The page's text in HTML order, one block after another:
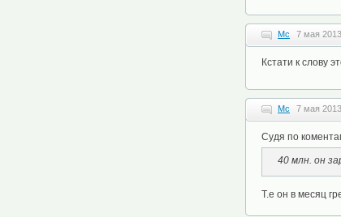
Mc 7 мая
Кстати к слову
Mc 7 мая
Судя по
40 млн. он
Т.е он в месяц